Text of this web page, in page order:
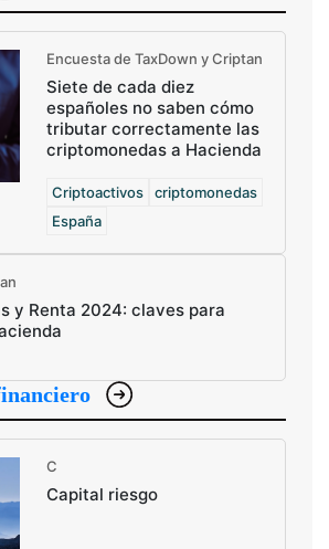
Encuesta de TaxDown y Criptan
Siete de cada diez
españoles no saben cómo
tributar correctamente las
criptomonedas a Hacienda
Criptoactivos
criptomonedas
España
y Renta 2024: claves para
C
Capital riesgo